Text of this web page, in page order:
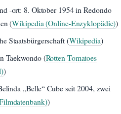
-ort: 8. Oktober 1954 in Redondo
(Wikipedia (Online-Enzyklopädie))
Staatsbürgerschaft (Wikipedia)
Taekwondo (Rotten Tomatoes
)
„Belle“ Cube seit 2004, zwei
)